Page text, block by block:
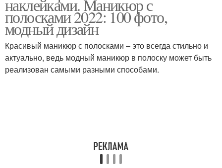
наклейками. Маникюр с
полосками 2022: 100 фото,
модный дизайн
Красивый маникюр с полосками – это всегда стильно и
актуально, ведь модный маникюр в полоску может быть
реализован самыми разными способами.